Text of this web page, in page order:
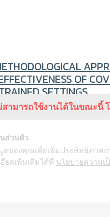
OF
SETTINGS
are important […]
ามารถใช้งานได้ในขณะนี้
ส่วนตัว
ของคุณเพื่อเพิ่มประสิทธิภาพก
ยดเพิ่มเติมได้ที่ นโยบายความเ